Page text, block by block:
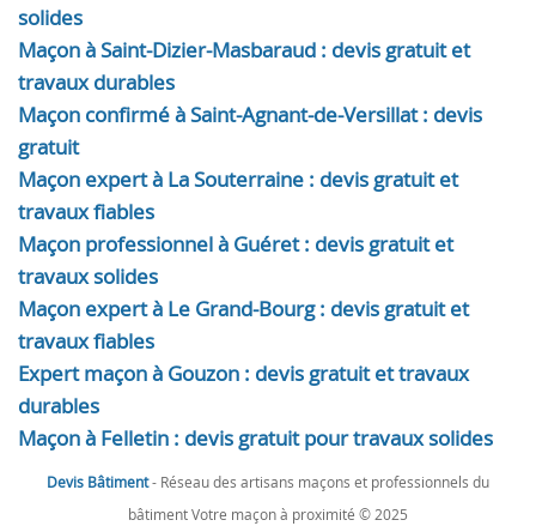
solides
Maçon à Saint-Dizier-Masbaraud : devis gratuit et
travaux durables
Maçon confirmé à Saint-Agnant-de-Versillat : devis
gratuit
Maçon expert à La Souterraine : devis gratuit et
travaux fiables
Maçon professionnel à Guéret : devis gratuit et
travaux solides
Maçon expert à Le Grand-Bourg : devis gratuit et
travaux fiables
Expert maçon à Gouzon : devis gratuit et travaux
durables
Maçon à Felletin : devis gratuit pour travaux solides
Devis Bâtiment- Réseau des artisans maçons et professionnels du
bâtiment Votre maçon à proximité © 2025